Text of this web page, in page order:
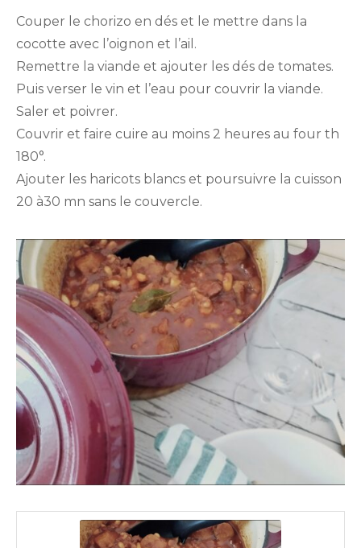
Couper le chorizo en dés et le mettre dans la
cocotte avec l’oignon et l’ail.
Remettre la viande et ajouter les dés de tomates.
Puis verser le vin et l’eau pour couvrir la viande.
Saler et poivrer.
Couvrir et faire cuire au moins 2 heures au four th
180°.
Ajouter les haricots blancs et poursuivre la cuisson
20 à30 mn sans le couvercle.